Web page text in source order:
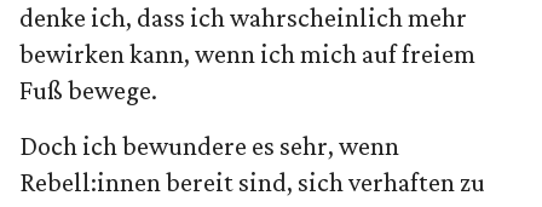
denke ich, dass ich wahrscheinlich mehr
bewirken kann, wenn ich mich auf freiem
Fuß bewege.
Doch ich bewundere es sehr, wenn
Rebell:innen bereit sind, sich verhaften zu